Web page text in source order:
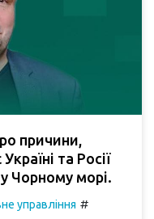
причини,
та Росії
Чорному морі.
управління #